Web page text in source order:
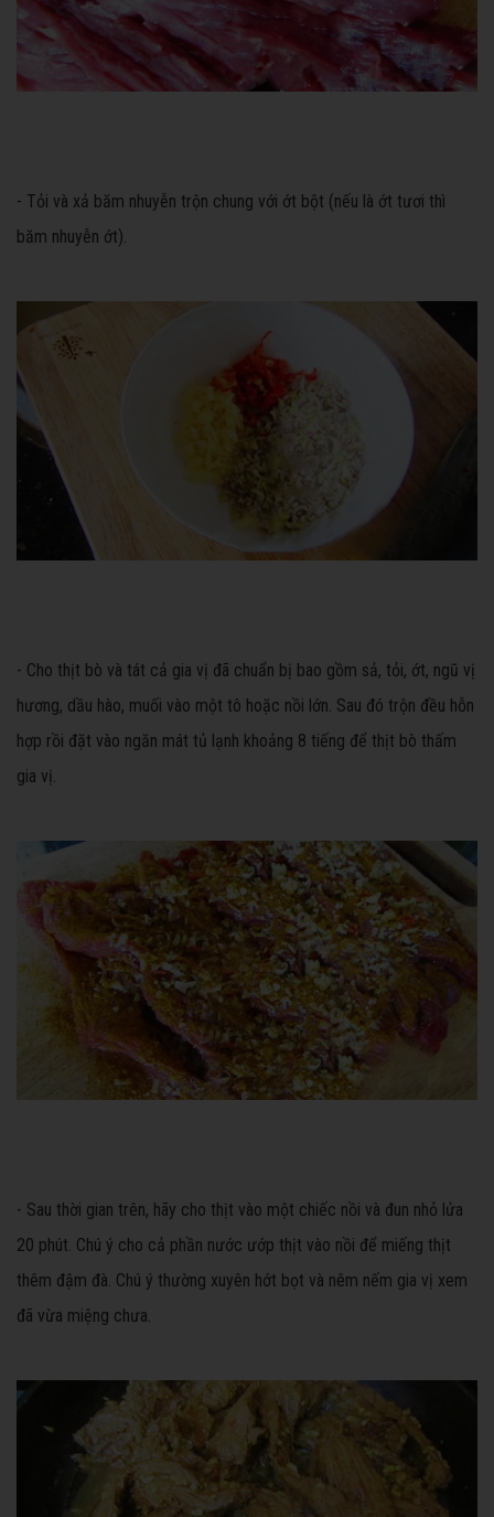
- Tỏi và xả băm nhuyễn trộn chung với ớt bột (nếu là ớt tươi thì
băm nhuyễn ớt).
- Cho thịt bò và tát cả gia vị đã chuẩn bị bao gồm sả, tỏi, ớt, ngũ vị
hương, dầu hào, muối vào một tô hoặc nồi lớn. Sau đó trộn đều hỗn
hợp rồi đặt vào ngăn mát tủ lạnh khoảng 8 tiếng để thịt bò thấm
gia vị.
- Sau thời gian trên, hãy cho thịt vào một chiếc nồi và đun nhỏ lửa
20 phút. Chú ý cho cả phần nước ướp thịt vào nồi để miếng thịt
thêm đậm đà. Chú ý thường xuyên hớt bọt và nêm nếm gia vị xem
đã vừa miệng chưa.